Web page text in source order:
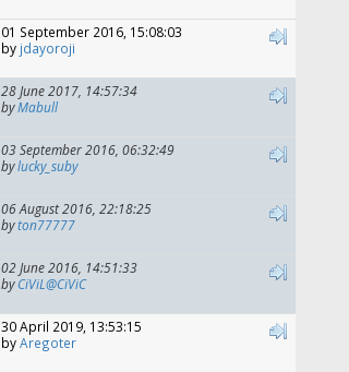
01 September 2016, 15:08:03
by jdayoroji
28 June 2017, 14:57:34
byMabull
03 September 2016, 06:32:49
bylucky_suby
06 August 2016, 22:18:25
byton77777
02 June 2016, 14:51:33
byCiViL@CiViC
30 April 2019, 13:53:15
byAregoter